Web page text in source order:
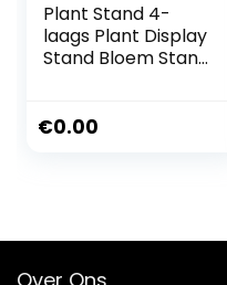
Plant Stand 4-
laags Plant Display
Stand Bloem Stand
Trappenkast
Multilayer
€0.00